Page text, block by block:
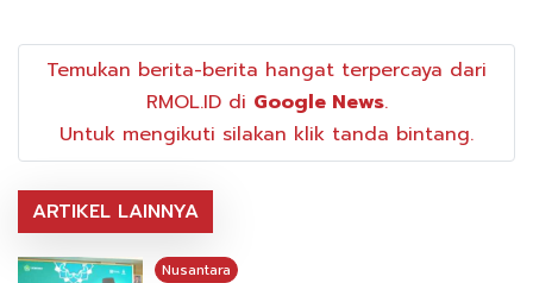
Temukan berita-berita hangat terpercaya dari
RMOL.ID di Google News.
Untuk mengikuti silakan klik tanda bintang.
ARTIKEL LAINNYA
Nusantara